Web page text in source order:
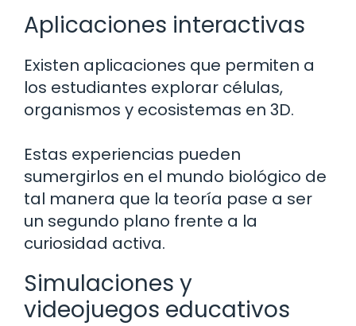
Aplicaciones interactivas
Existen aplicaciones que permiten a
los estudiantes explorar células,
organismos y ecosistemas en 3D.
Estas experiencias pueden
sumergirlos en el mundo biológico de
tal manera que la teoría pase a ser
un segundo plano frente a la
curiosidad activa.
Simulaciones y
videojuegos educativos